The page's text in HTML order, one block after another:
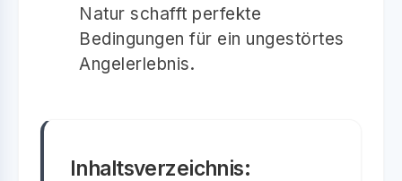
Natur schafft perfekte
Bedingungen für ein ungestörtes
Angelerlebnis.
Inhaltsverzeichnis: